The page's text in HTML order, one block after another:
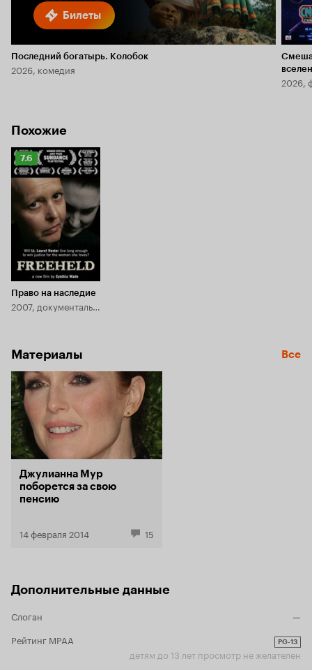
Билеты
Последний богатырь. Колобок
2026, комедия
2026,
Похожие
Рейтинг
Кинопоиска
7.6
7.6
Право на наследие
2007, документальный
Материалы Все
Джулианна Мур
поборется за свою
пенсию
14 февраля 2014 15
Дополнительные данные
Слоган
—
Рейтинг MPAA
PG-13
детям до 13 лет просмотр не желателен